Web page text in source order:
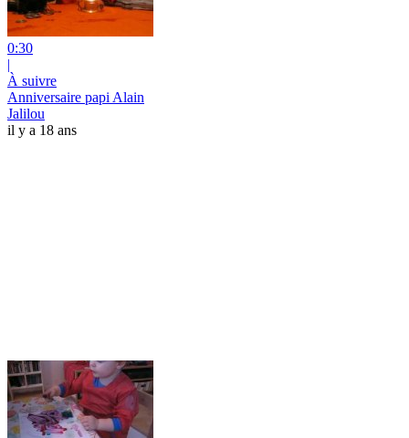
0:30
|
À suivre
Anniversaire papi Alain
Jalilou
il y a 18 ans